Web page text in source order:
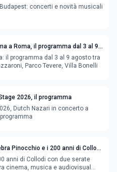
concerti e novità musicali
a Roma, il programma dal 3 al 9
il programma dal 3 al 9 agosto tra
Parco Tevere, Villa Bonelli
2026, il programma
Dutch Nazari in concerto a
Pinocchio e i 200 anni di Collodi
e audiovisual mapping
anni di Collodi con due serate
cinema, musica e audiovisual